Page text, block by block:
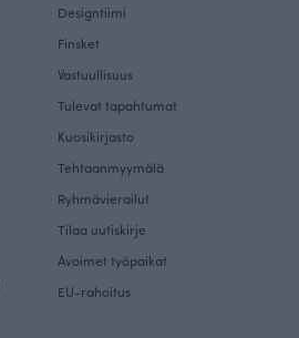
Designtiimi
Finsket
Vastuullisuus
Tulevat tapahtumat
Kuosikirjasto
Tehtaanmyymälä
Ryhmävierailut
Tilaa uutiskirje
Avoimet työpaikat
EU-rahoitus